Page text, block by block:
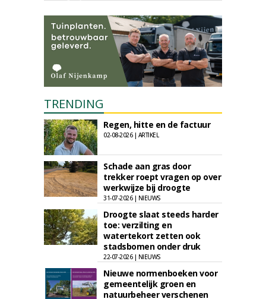
TRENDING
Regen, hitte en de factuur
02-08-2026 | ARTIKEL
Schade aan gras door
trekker roept vragen op over
werkwijze bij droogte
31-07-2026 | NIEUWS
Droogte slaat steeds harder
toe: verzilting en
watertekort zetten ook
stadsbomen onder druk
22-07-2026 | NIEUWS
Nieuwe normenboeken voor
gemeentelijk groen en
natuurbeheer verschenen